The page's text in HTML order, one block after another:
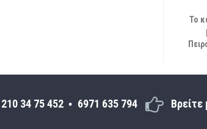
Το
210 34 75 452 6971 635 794